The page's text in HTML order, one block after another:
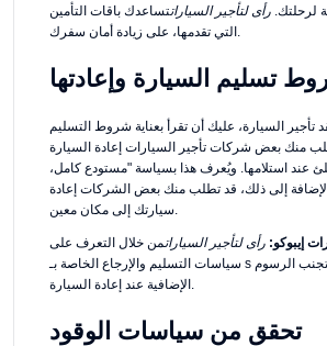
لرحلتك. رأى لتأجير السياراتتساعدك باقات التأمين
التي تقدمها، على زيادة أمان سفرك.
تسليم السيارة وإعادتها
تأجير السيارة، عليك أن تقرأ بعناية شروط التسليم
منك بعض شركات تأجير السيارات إعادة السيارة
عند استلامها. ويُعرف هذا بسياسة "مستودع كامل،
إلى ذلك، قد تطلب منك بعض الشركات إعادة
سيارتك إلى مكان معين.
إيبوكو: رأى لتأجير السياراتمن خلال التعرف على
سياسات التسليم والإرجاع الخاصة بـ s مسبقًا، يمكنك تجنب الرسوم
الإضافية عند إعادة السيارة.
تحقق من سياسات الوقود